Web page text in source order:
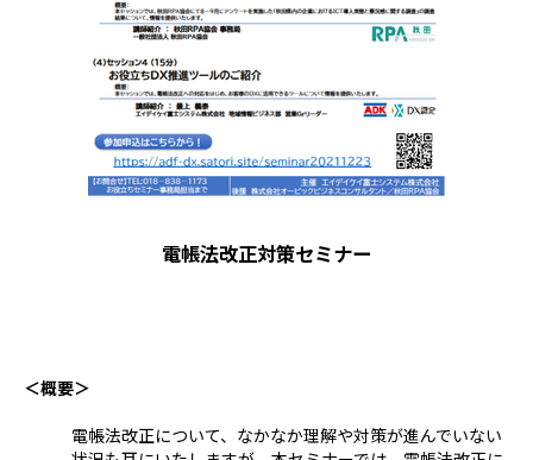
電帳法改正対策セミナー
＜概要＞
電帳法改正について、なかなか理解や対策が進んでいない